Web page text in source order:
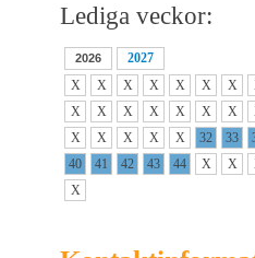
Lediga veckor:
2026
2027
X
X X X X X X
X
X X X X X X
X
X X X X 32 33
40
41 42 43 44 X X
X